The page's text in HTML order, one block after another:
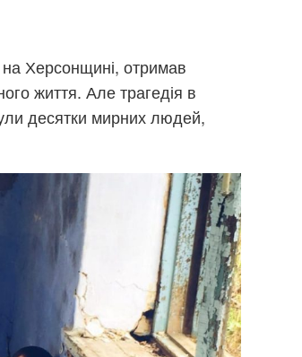
Херсонщині, отримав
життя. Але трагедія в
десятки мирних людей,